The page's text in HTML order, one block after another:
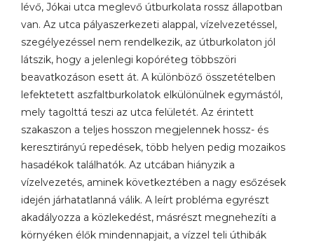
lévő, Jókai utca meglevő útburkolata rossz állapotban
van. Az utca pályaszerkezeti alappal, vízelvezetéssel,
szegélyezéssel nem rendelkezik, az útburkolaton jól
látszik, hogy a jelenlegi kopóréteg többszöri
beavatkozáson esett át. A különböző összetételben
lefektetett aszfaltburkolatok elkülönülnek egymástól,
mely tagolttá teszi az utca felületét. Az érintett
szakaszon a teljes hosszon megjelennek hossz- és
keresztirányú repedések, több helyen pedig mozaikos
hasadékok találhatók. Az utcában hiányzik a
vízelvezetés, aminek következtében a nagy esőzések
idején járhatatlanná válik. A leírt probléma egyrészt
akadályozza a közlekedést, másrészt megnehezíti a
környéken élők mindennapjait, a vízzel teli úthibák